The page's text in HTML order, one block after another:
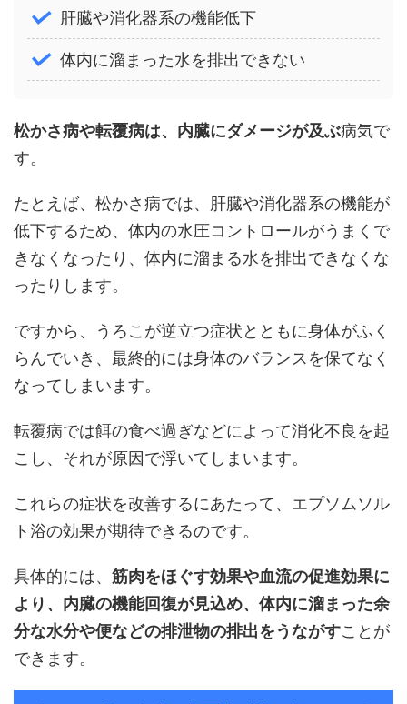
肝臓や消化器系の機能低下
体内に溜まった水を排出できない
松かさ病や転覆病は、内臓にダメージが及ぶ病気で
す。
たとえば、松かさ病では、肝臓や消化器系の機能が
低下するため、体内の水圧コントロールがうまくで
きなくなったり、体内に溜まる水を排出できなくな
ったりします。
ですから、うろこが逆立つ症状とともに身体がふく
らんでいき、最終的には身体のバランスを保てなく
なってしまいます。
転覆病では餌の食べ過ぎなどによって消化不良を起
こし、それが原因で浮いてしまいます。
これらの症状を改善するにあたって、エプソムソル
ト浴の効果が期待できるのです。
具体的には、 筋肉をほぐす効果や血流の促進効果に
より、内臓の機能回復が見込め、体内に溜まった余
分な水分や便などの排泄物の排出をうながすことが
できます。